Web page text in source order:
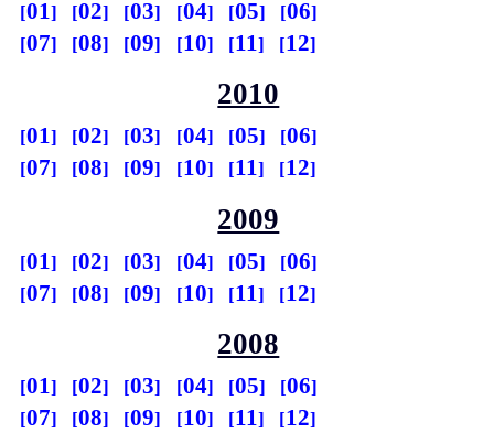
01 02 03 04 05
06
07
08 09 10 11 12
2010
01 02 03 04 05
06
07
08 09 10 11 12
2009
01 02 03 04 05
06
07
08 09 10 11 12
2008
01 02 03 04 05
06
07
08 09 10 11 12